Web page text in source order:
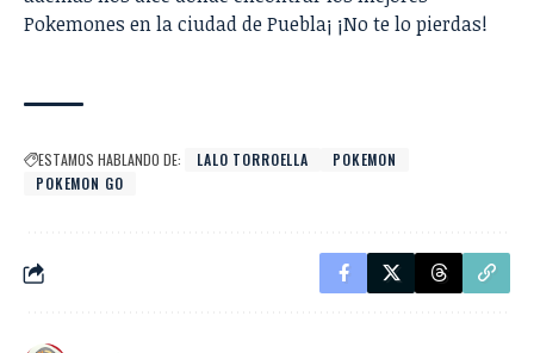
Pokemones en la ciudad de Puebla¡ ¡No te lo pierdas!
ESTAMOS HABLANDO DE: LALO TORROELLA
POKEMON
POKEMON GO